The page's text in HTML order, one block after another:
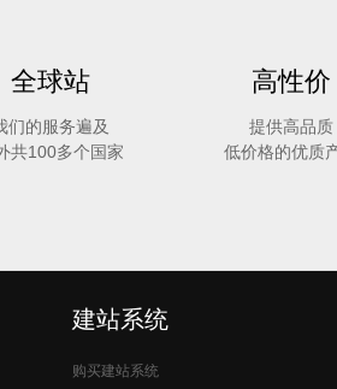
全球站
们的服务遍及
共100多个国家
高性价
提供高品质
低价格的优质
建站系统
购买建站系统